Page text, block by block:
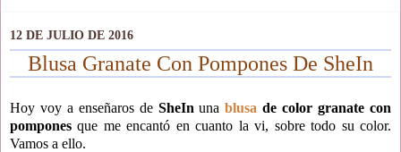
12 DE JULIO DE 2016
Blusa Granate Con Pompones De SheIn
Hoy voy a enseñaros de SheIn unablusade color granate con
pompones que me encantó en cuanto la vi, sobre todo su color.
Vamos a ello.